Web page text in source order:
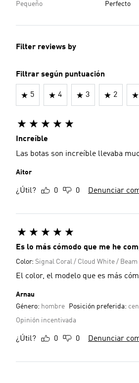
Pequeño Perfecto
Filter reviews by
Filtrar según puntuación
5 4 3 2
Increíble
Las botas son increíble llevaba
Aitor
¿Útil? 0 0 Denunciar
Es lo más cómodo que me he
Color: Signal Coral / Cloud White / Beam
El color, el modelo que es más
Arnau
Género: hombre Posición preferida:
Opinión incentivada
¿Útil? 0 0 Denunciar